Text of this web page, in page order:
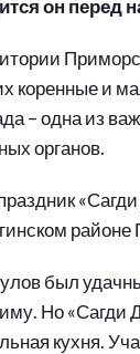
он перед
коренные и
– одна из
органов.
районе
был
Но «Сагди
кухня.